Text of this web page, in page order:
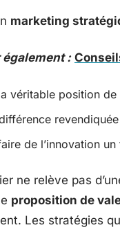
marketing
:
véritable position de
de l’innovation
ne relève pas
proposition de
Les stratégies